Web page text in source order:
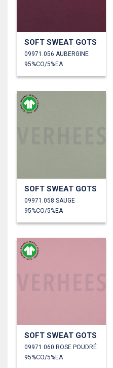
SOFT SWEAT GOTS
09971.056 AUBERGINE
95%CO/5%EA
SOFT SWEAT GOTS
09971.058 SAUGE
95%CO/5%EA
SOFT SWEAT GOTS
09971.060 ROSE POUDRÉ
95%CO/5%EA